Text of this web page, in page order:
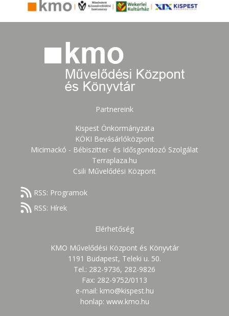
Partnereink
Kispest Önkormányzata
KÖKI Bevásárlóközpont
Micimackó - Bébiszitter- és Idősgondozó Szolgálat
Terraplaza.hu
Csili Művelődési Központ
RSS: Programok
RSS: Hírek
Elérhetőség
KMO Művelődési Központ és Könyvtár
1191 Budapest, Teleki u. 50.
Tel.: 282-9736, 282-9826
Fax: 282-9752/0113
e-mail: kmo@kispest.hu
honlap: www.kmo.hu